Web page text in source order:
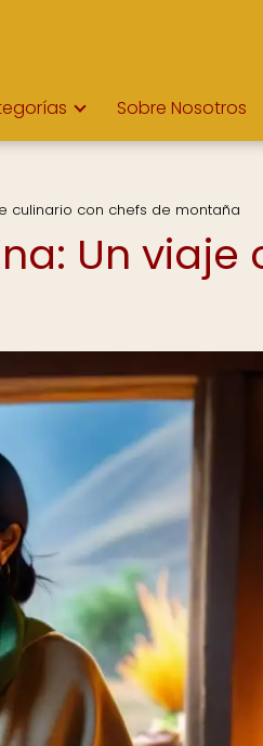
Sobre Nosotros
culinario con chefs de montaña
Un viaje